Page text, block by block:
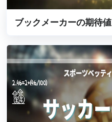
ブックメーカーの期待値